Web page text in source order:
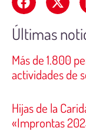
Últimas
Más de 1.800
actividades de
Hijas de la
«Improntas